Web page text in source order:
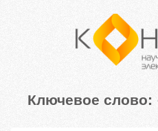
Ключевое слово: